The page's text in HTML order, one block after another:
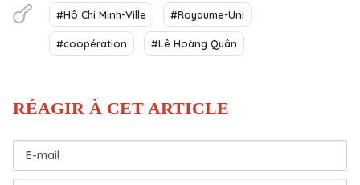
#Hô Chi Minh-Ville #Royaume-Uni
#coopération #Lê Hoàng Quân